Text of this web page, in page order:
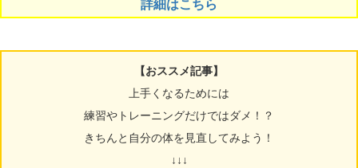
詳細はこちら
【おススメ記事】
上手くなるためには
練習やトレーニングだけではダメ！？
きちんと自分の体を見直してみよう！
↓↓↓